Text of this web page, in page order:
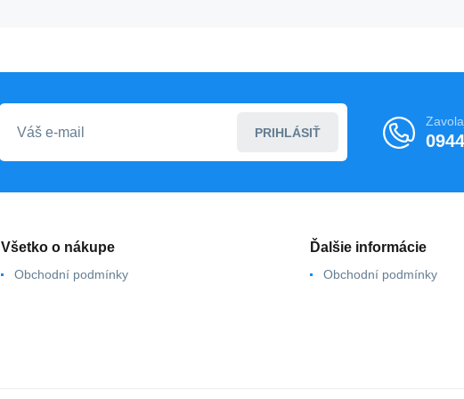
PRIHLÁSIŤ
Všetko o nákupe
Obchodní podmínky
Ďalšie informácie
Obchodní podmínky